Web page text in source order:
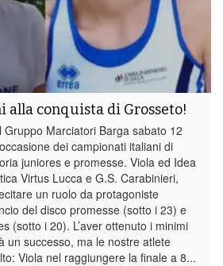
alla conquista di Grosseto!
Marciatori Barga sabato 12
dei campionati italiani di
juniores e promesse. Viola ed Idea
Virtus Lucca e G.S. Carabinieri,
un ruolo da protagoniste
del disco promesse (sotto i 23) e
(sotto i 20). L’aver ottenuto i minimi
un successo, ma le nostre atlete
Viola nel raggiungere la finale a 8...